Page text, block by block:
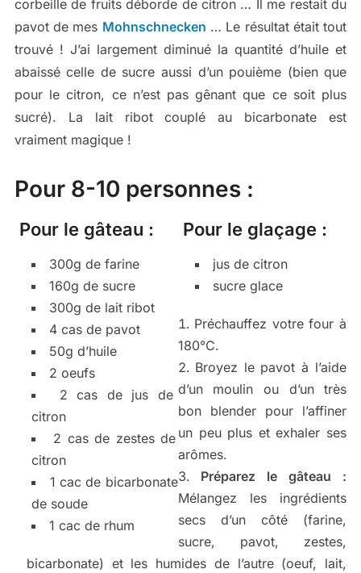
corbeille de fruits déborde de citron … Il me restait du
pavot de mes Mohnschnecken … Le résultat était tout
trouvé ! J’ai largement diminué la quantité d’huile et
abaissé celle de sucre aussi d’un pouième (bien que
pour le citron, ce n’est pas gênant que ce soit plus
sucré). La lait ribot couplé au bicarbonate est
vraiment magique !
Pour 8-10 personnes :
Pour le gâteau :
300g de farine
160g de sucre
300g de lait ribot
4 cas de pavot
50g d’huile
2 oeufs
2 cas de jus de
citron
2 cas de zestes de
citron
1 cac de bicarbonate
de soude
1 cac de rhum
Pour le glaçage :
jus de citron
sucre glace
Préchauffez votre four à
180°C.
Broyez le pavot à l’aide
d’un moulin ou d’un très
bon blender pour l’affiner
un peu plus et exhaler ses
arômes.
Préparez le gâteau :
Mélangez les ingrédients
secs d’un côté (farine,
sucre, pavot, zestes,
bicarbonate) et les humides de l’autre (oeuf, lait,